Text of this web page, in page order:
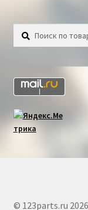
Искать:
Поиск
© 123parts.ru 2026